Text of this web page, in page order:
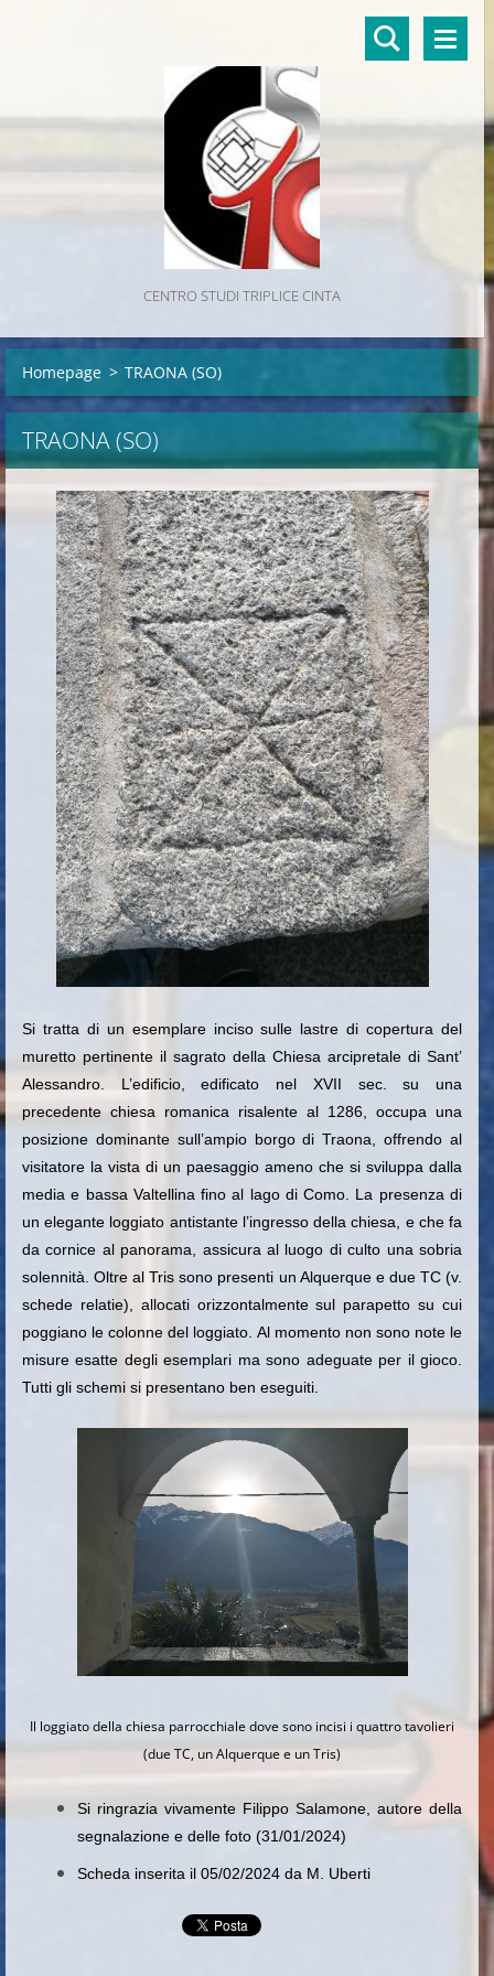
CENTRO STUDI TRIPLICE CINTA
Homepage > TRAONA (SO)
TRAONA (SO)
Si tratta di un esemplare inciso sulle lastre di copertura del
muretto pertinente il sagrato della Chiesa arcipretale di Sant’
Alessandro. L’edificio, edificato nel XVII sec. su una
precedente chiesa romanica risalente al 1286, occupa una
posizione dominante sull’ampio borgo di Traona, offrendo al
visitatore la vista di un paesaggio ameno che si sviluppa dalla
media e bassa Valtellina fino al lago di Como. La presenza di
un elegante loggiato antistante l’ingresso della chiesa, e che fa
da cornice al panorama, assicura al luogo di culto una sobria
solennità. Oltre al Tris sono presenti un Alquerque e due TC (v.
schede relatie), allocati orizzontalmente sul parapetto su cui
poggiano le colonne del loggiato. Al momento non sono note le
misure esatte degli esemplari ma sono adeguate per il gioco.
Tutti gli schemi si presentano ben eseguiti.
Il loggiato della chiesa parrocchiale dove sono incisi i quattro tavolieri
(due TC, un Alquerque e un Tris)
Si ringrazia vivamente Filippo Salamone, autore della
segnalazione e delle foto (31/01/2024)
Scheda inserita il 05/02/2024 da M. Uberti